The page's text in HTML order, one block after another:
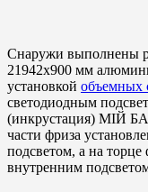
Снаружи выполнены
21942х900 мм
установкой объемных
светодиодным
(инкрустация) МІЙ
части фриза
подсветом, а на торце
внутренним